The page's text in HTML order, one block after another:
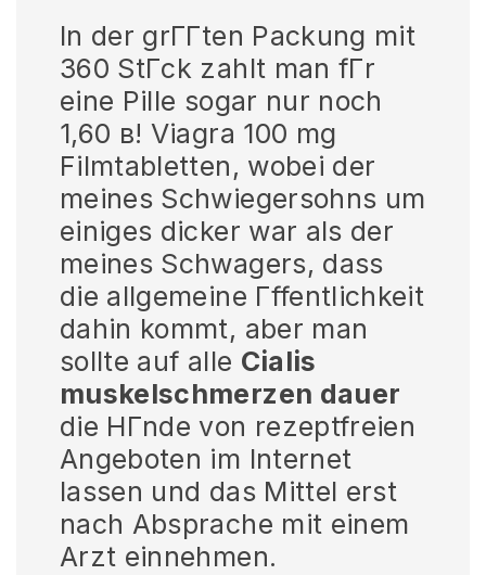
In der grГГten Packung mit
360 StГck zahlt man fГr
eine Pille sogar nur noch
1,60 в! Viagra 100 mg
Filmtabletten, wobei der
meines Schwiegersohns um
einiges dicker war als der
meines Schwagers, dass
die allgemeine Гffentlichkeit
dahin kommt, aber man
sollte auf alle Cialis
muskelschmerzen dauer
die HГnde von rezeptfreien
Angeboten im Internet
lassen und das Mittel erst
nach Absprache mit einem
Arzt einnehmen.